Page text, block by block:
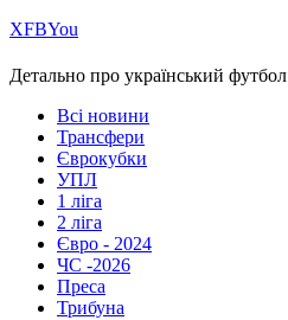
ХFBYou
Детально про український футбол
Всі новини
Трансфери
Єврокубки
УПЛ
1 ліга
2 ліга
Євро - 2024
ЧС -2026
Преса
Трибуна